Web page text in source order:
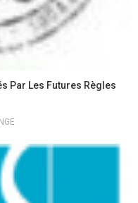
Par Les Futures Règles